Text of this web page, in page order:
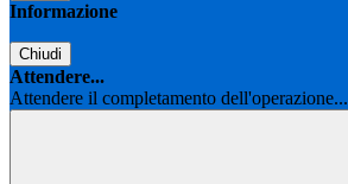
Informazione
Chiudi
Attendere...
Attendere il completamento dell'operazione...